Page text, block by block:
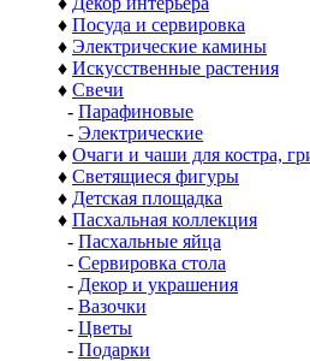
♦ Посуда и сервировка
♦ Электрические камины
♦ Искусственные растения
♦ Свечи
- Парафиновые
- Электрические
♦ Очаги и чаши для костра,
♦ Светящиеся фигуры
♦ Детская площадка
♦ Пасхальная коллекция
- Пасхальные яйца
- Сервировка стола
- Декор и украшения
- Вазочки
- Цветы
- Подарки